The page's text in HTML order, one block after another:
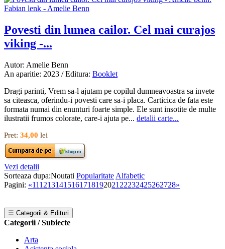
Povesti din lumea cailor. Cel mai curajos
viking -...
Autor: Amelie Benn
An aparitie: 2023 / Editura: Booklet
Dragi parinti, Vrem sa-l ajutam pe copilul dumneavoastra sa invete
sa citeasca, oferindu-i povesti care sa-i placa. Carticica de fata este
formata numai din enunturi foarte simple. Ele sunt insotite de multe
ilustratii frumos colorate, care-i ajuta pe... detalii carte...
Pret: 34,00 lei
Vezi detalii
Sorteaza dupa:Noutati Popularitate Alfabetic
Pagini: «1112131415161718192021 22232425262728»
☰ Categorii & Edituri
Categorii / Subiecte
Arta